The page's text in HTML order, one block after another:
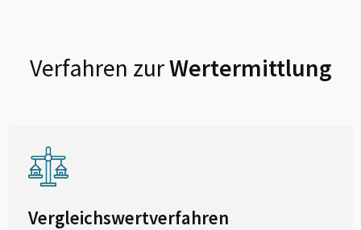
Verfahren zurWertermittlung
Vergleichswertverfahren